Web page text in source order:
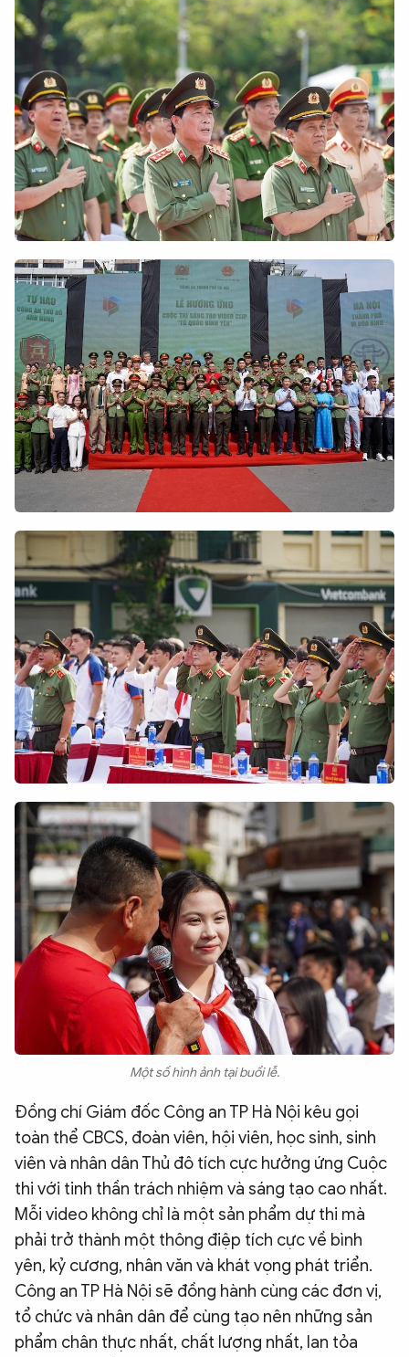
Một số hình ảnh tại buổi lễ.
Đồng chí Giám đốc Công an TP Hà Nội kêu gọi
toàn thể CBCS, đoàn viên, hội viên, học sinh, sinh
viên và nhân dân Thủ đô tích cực hưởng ứng Cuộc
thi với tinh thần trách nhiệm và sáng tạo cao nhất.
Mỗi video không chỉ là một sản phẩm dự thi mà
phải trở thành một thông điệp tích cực về bình
yên, kỷ cương, nhân văn và khát vọng phát triển.
Công an TP Hà Nội sẽ đồng hành cùng các đơn vị,
tổ chức và nhân dân để cùng tạo nên những sản
phẩm chân thực nhất, chất lượng nhất, lan tỏa